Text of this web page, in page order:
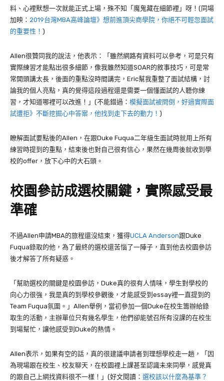
料、心裡默想一次就能正式上場，殊不知「魔鬼藏在細節裡」呀！(同場
加映： 2019台灣MBA高峰論壇》想前進頂尖商學院，你絕不可輕忽面試
的重要性！ )
Allen很贊同我的說法，他表示：「雖然網路有資料可以參考，可是只有
實際練習才能點出很多細節，像我雖然知道SOAR的敘事技巧，可是常
常開頭講太長，後面的重點沒時間講完， Eric幫我重整了面試結構，討
論我的個人亮點，真的覺得這段過程還是需要一個懂面試的人聽你練
習，才知道哪裡可以改進！」(不能錯過： 模擬面試被問倒，好過實際面
試遭拒》不斷挖掘心中答案，他找到走下去的動力！ )
瞭解面試要點後的Allen ，在跟Duke Fuqua二年級生面試時就用上所有
練習時提到的重點，結束後也對自己很有信心，果然在幾周後就收到學
校的offer ，放下心中的大石頭。
校園參訪成選校關鍵，實際感受最
準確
不過Allen申請MBA的旅程還沒結束，獲得UCLA Anderson跟Duke
Fuqua錄取的他，為了最終的選校還苦惱了一陣子，直到他去校園參訪
後才解答了所有疑惑。
「幫助選校的關鍵是校園參訪， Duke真的很有人情味，學生對學校的
向心力很強，我是真的到學校參觀後，才能感受到 essay裡一直提到的
Team Fuqua氛圍。」 Allen舉例，當初參加一個Duke在校生籌辦給錄
取生的活動，主辦單位只有幾名學生，他們卻能號召所有沒課的在校生
到場幫忙，讓他感受到 Duke的熱情。
Allen表示，如果有空的話，真的很建議申請者到理想學校走一趟，「因
為現場跟在校生、校友聊天，在校園裡上課甚至認識未來同學，感覺真
的跟自己上網找資料很不一樣！」(好文閱讀： 選校該以什麼為基準？